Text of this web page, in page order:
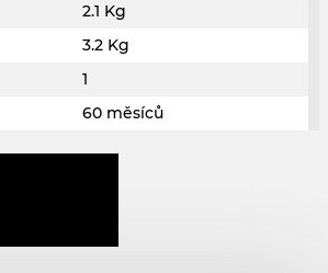
2.1 Kg
3.2 Kg
1
60 měsíců